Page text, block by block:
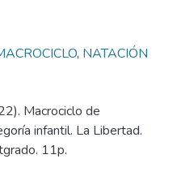
, NATACIÓN
Macrociclo de
infantil. La Libertad.
11p.